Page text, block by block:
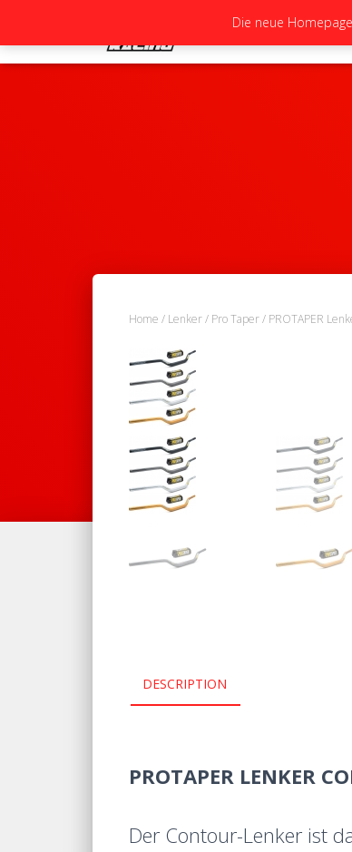
Home / Lenker/ Pro Taper/ PROTAPER
DESCRIPTION
PROTAPER LENKER
Der Contour-Lenker ist
Die neue